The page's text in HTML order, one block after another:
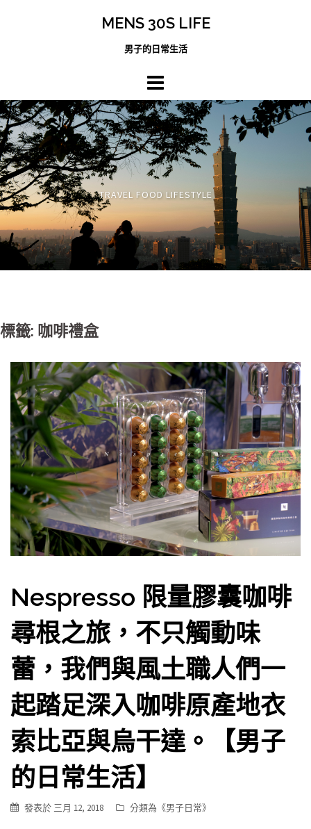
MENS 30S LIFE
男子的日常生活
TRAVEL FOOD LIFESTYLE
標籤: 咖啡禮盒
Nespresso 限量膠囊咖啡
尋根之旅，不只觸動味
蕾，我們與風土職人們一
起踏足深入咖啡原產地衣
索比亞與烏干達。【男子
的日常生活】
發表於 三月 12, 2018 分類為《男子日常》